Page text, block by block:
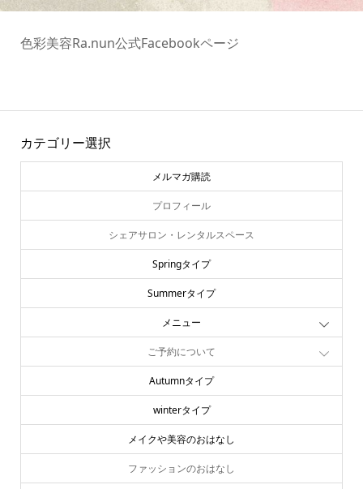
色彩美容Ra.nun公式Facebookページ
カテゴリー選択
メルマガ購読
プロフィール
シェアサロン・レンタルスペース
Springタイプ
Summerタイプ
メニュー
ご予約について
Autumnタイプ
winterタイプ
メイクや美容のおはなし
ファッションのおはなし